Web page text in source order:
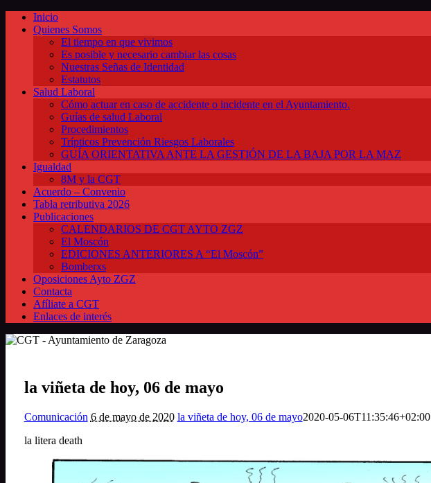
Inicio
Quienes Somos
El tiempo en que vivimos
Es posible y necesario cambiar las cosas
Nuestras Señas de Identidad
Estatutos
Salud Laboral
Cómo actuar en caso de accidente o incidente en el Ayuntamiento.
Guías de salud Laboral
Procedimientos
Trípticos Prevención Riesgos Laborales
GUÍA ORIENTATIVA ANTE LA GESTIÓN DE LA BAJA POR LA MAZ
Igualdad
8M y la CGT
Acuerdo – Convenio
Tabla retributiva 2026
Publicaciones
CALENDARIOS DE CGT AYTO ZGZ
El Moscón
EDICIONES ANTERIORES A “El Moscón”
Bomberxs
Oposiciones Ayto ZGZ
Contacta
Afíliate a CGT
Enlaces de interés
la viñeta de hoy, 06 de mayo
Comunicación 6 de mayo de 2020 la viñeta de hoy, 06 de mayo2020-05-06T11:35:46+02:00
la litera death